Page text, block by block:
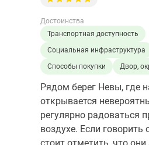
Достоинства
Транспортная доступность
Социальная инфраструктура
Способы покупки
Двор,
Рядом берег Невы, где
открывается
регулярно радоваться
воздухе. Если говорить
стоит отметить, что